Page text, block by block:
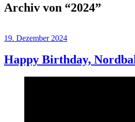
Archiv von “2024”
19. Dezember 2024
Happy Birthday,